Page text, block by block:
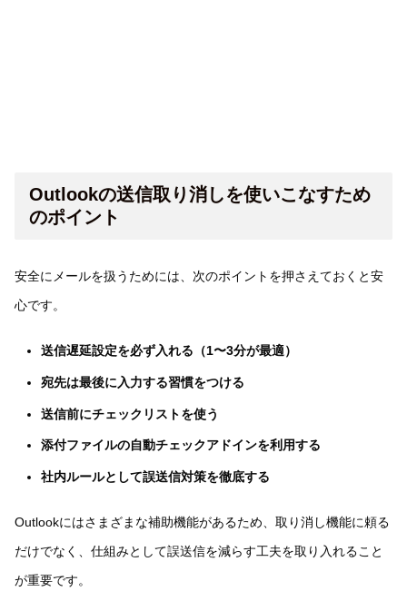
Outlookの送信取り消しを使いこなすため
のポイント
安全にメールを扱うためには、次のポイントを押さえておくと安
心です。
送信遅延設定を必ず入れる（1〜3分が最適）
宛先は最後に入力する習慣をつける
送信前にチェックリストを使う
添付ファイルの自動チェックアドインを利用する
社内ルールとして誤送信対策を徹底する
Outlookにはさまざまな補助機能があるため、取り消し機能に頼る
だけでなく、仕組みとして誤送信を減らす工夫を取り入れること
が重要です。